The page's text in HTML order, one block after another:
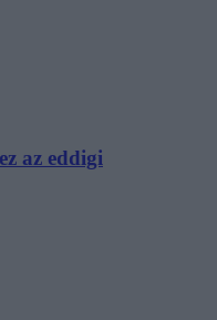
az eddigi